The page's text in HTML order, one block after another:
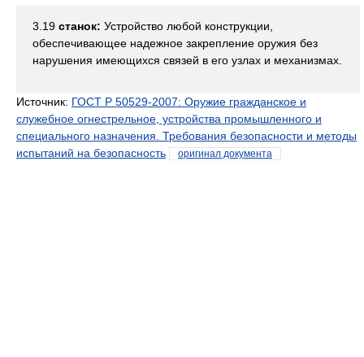
3.19 станок: Устройство любой конструкции,
обеспечивающее надежное закрепление оружия без
нарушения имеющихся связей в его узлах и механизмах.
Источник: ГОСТ Р 50529-2007: Оружие гражданское и
служебное огнестрельное, устройства промышленного и
специального назначения. Требования безопасности и методы
испытаний на безопасность
оригинал документа